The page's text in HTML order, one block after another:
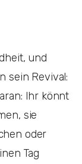
und
sein Revival:
Ihr könnt
sie
oder
Tag